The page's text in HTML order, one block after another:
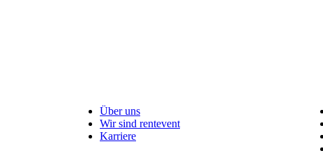
Über uns
Wir sind rentevent
Karriere